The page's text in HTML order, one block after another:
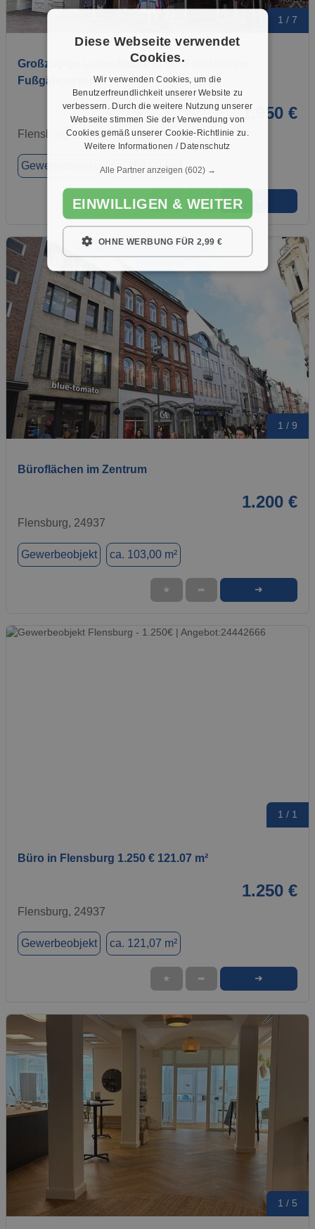
1 / 7
Großzügige Ladenfläche in der Flensburger
Fußgängerzone
1.950 €
Flensburg, 24937
Gewerbeobjekt ca. 150,00 m²
★ ➦
1 / 9
Büroflächen im Zentrum
1.200 €
Flensburg, 24937
Gewerbeobjekt ca. 103,00 m²
★ ➦ ➜
1 / 1
Büro in Flensburg 1.250 € 121.07 m²
1.250 €
Flensburg, 24937
Gewerbeobjekt ca. 121,07 m²
★ ➦ ➜
1 / 5
Diese Webseite verwendet
Cookies.
Wir verwenden Cookies, um die
Benutzerfreundlichkeit unserer Website zu
verbessern. Durch die weitere Nutzung unserer
Webseite stimmen Sie der Verwendung von
Cookies gemäß unserer Cookie-Richtlinie zu.
Weitere Informationen / Datenschutz
Alle Partner anzeigen (602) →
EINWILLIGEN & WEITER
OHNE WERBUNG FÜR 2,99 €